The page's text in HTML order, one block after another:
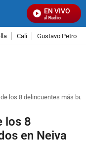
EN VIVO
Señal Visual Radio
Cali Gustavo Petro
los 8 delincuentes más
los 8
en Neiva